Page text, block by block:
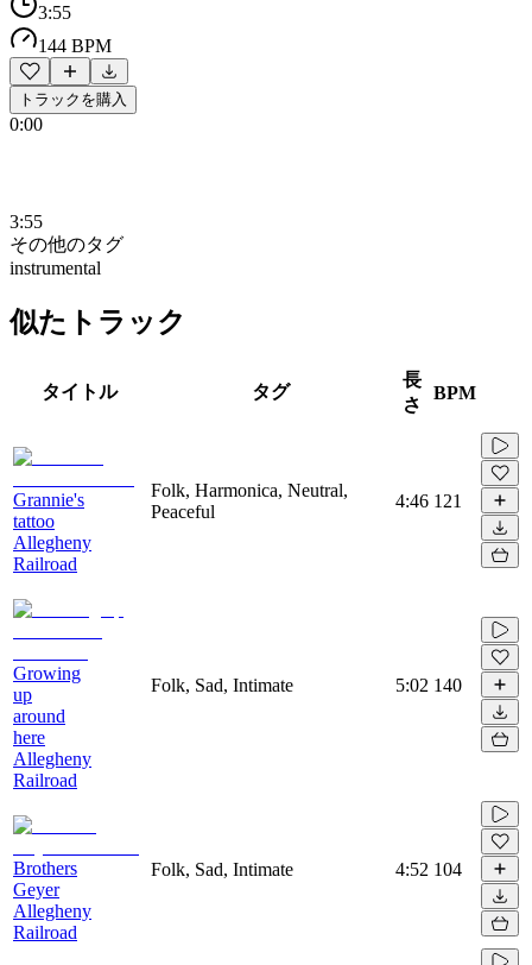
3:55
144 BPM
トラックを購入
0:00
3:55
その他のタグ
instrumental
似たトラック
タイトル タグ
長
さ
BPM
Grannie's
tattoo
Allegheny
Railroad
Folk, Harmonica, Neutral,
Peaceful
4:46 121
Growing
up
around
here
Allegheny
Railroad
Folk, Sad, Intimate 5:02 140
Brothers
Geyer
Allegheny
Railroad
Folk, Sad, Intimate 4:52 104